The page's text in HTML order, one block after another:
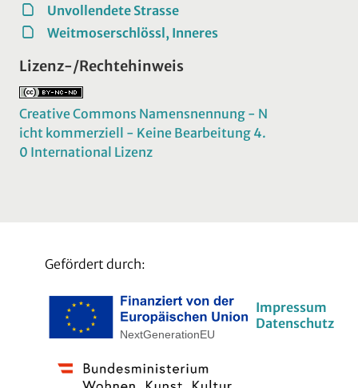
Unvollendete Strasse
Weitmoserschlössl, Inneres
Lizenz-/Rechtehinweis
Creative Commons Namensnennung - N
icht kommerziell - Keine Bearbeitung 4.
0 International Lizenz
Gefördert durch:
Impressum
Datenschutz